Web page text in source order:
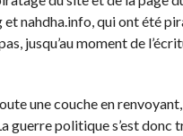
et nahdha.info, qui ont été
jusqu’au moment de
une couche en
guerre politique s’est donc